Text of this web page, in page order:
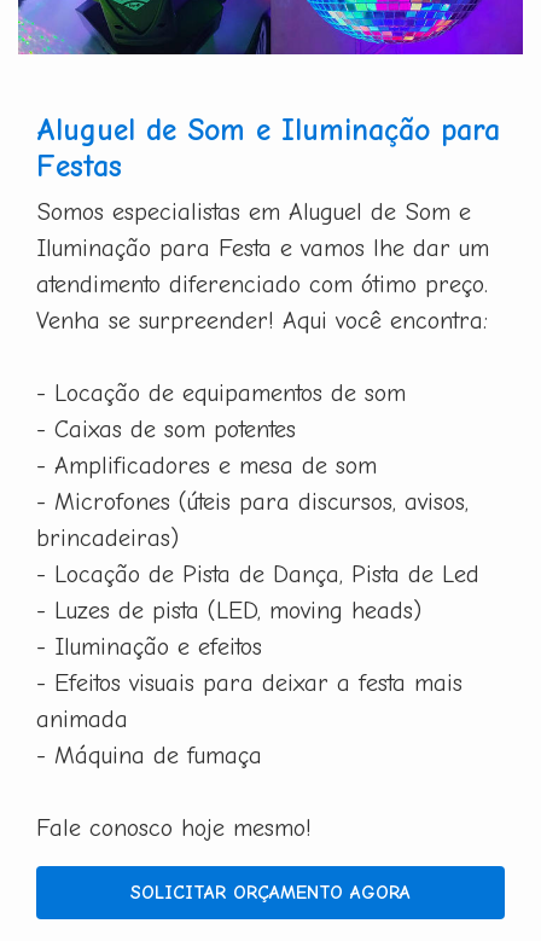
Aluguel de Som e Iluminação para
Festas
Somos especialistas em Aluguel de Som e
Iluminação para Festa e vamos lhe dar um
atendimento diferenciado com ótimo preço.
Venha se surpreender! Aqui você encontra:
- Locação de equipamentos de som
- Caixas de som potentes
- Amplificadores e mesa de som
- Microfones (úteis para discursos, avisos,
brincadeiras)
- Locação de Pista de Dança, Pista de Led
- Luzes de pista (LED, moving heads)
- Iluminação e efeitos
- Efeitos visuais para deixar a festa mais
animada
- Máquina de fumaça
Fale conosco hoje mesmo!
SOLICITAR ORÇAMENTO AGORA